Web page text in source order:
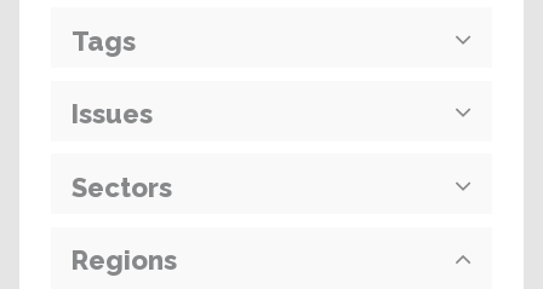
Tags
Issues
Sectors
Regions